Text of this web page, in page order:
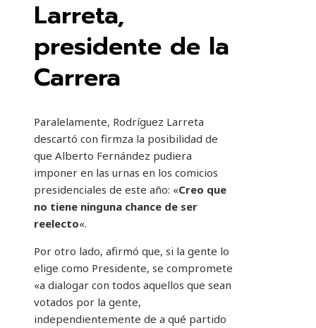
Larreta,
presidente de la
Carrera
Paralelamente, Rodríguez Larreta
descartó con firmza la posibilidad de
que Alberto Fernández pudiera
imponer en las urnas en los comicios
presidenciales de este año: «Creo que
no tiene ninguna chance de ser
reelecto«.
Por otro lado, afirmó que, si la gente lo
elige como Presidente, se compromete
«a dialogar con todos aquellos que sean
votados por la gente,
independientemente de a qué partido